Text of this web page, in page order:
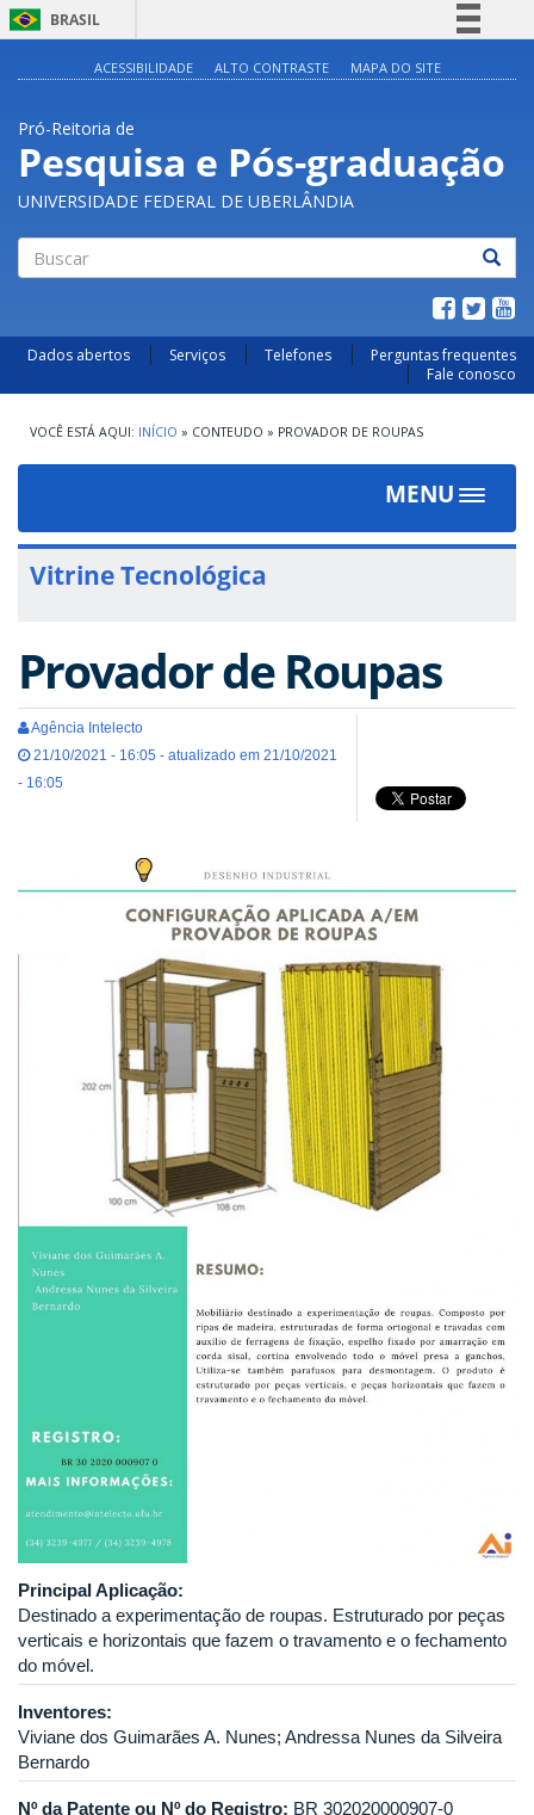
BRASIL
Acesso à informação
Legislação
Canais
ACESSIBILIDADE ALTO CONTRASTE MAPA DO SITE
Pró-Reitoria de
Pesquisa e Pós-graduação
UNIVERSIDADE FEDERAL DE UBERLÂNDIA
Dados abertos Serviços Telefones
Perguntas frequentes
Fale conosco
INÍCIO » CONTEUDO » PROVADOR DE ROUPAS
MENU
Toggle
Vitrine Tecnológica
Provador de Roupas
Agência Intelecto
21/10/2021 - 16:05 - atualizado em 21/10/2021
- 16:05
Principal Aplicação:
Destinado a experimentação de roupas. Estruturado por peças
verticais e horizontais que fazem o travamento e o fechamento
do móvel.
Inventores:
Viviane dos Guimarães A. Nunes; Andressa Nunes da Silveira
Bernardo
Nº da Patente ou Nº do Registro: BR 302020000907-0